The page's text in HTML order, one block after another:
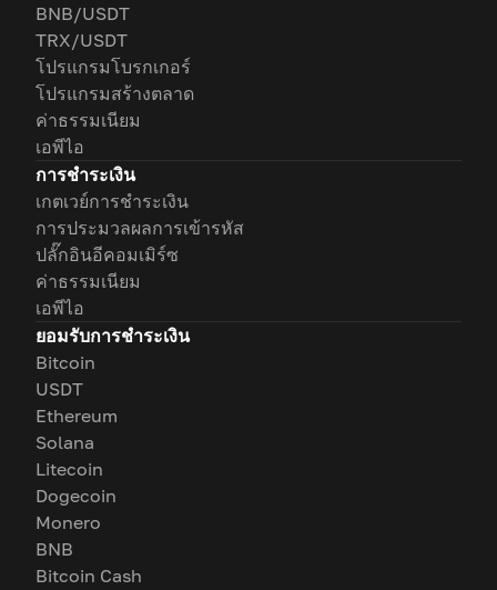
BNB/USDT
TRX/USDT
โปรแกรมโบรกเกอร์
โปรแกรมสร้างตลาด
ค่าธรรมเนียม
เอพีไอ
การชำระเงิน
เกตเวย์การชำระเงิน
การประมวลผลการเข้ารหัส
ปลั๊กอินอีคอมเมิร์ซ
ค่าธรรมเนียม
เอพีไอ
ยอมรับการชำระเงิน
Bitcoin
USDT
Ethereum
Solana
Litecoin
Dogecoin
Monero
BNB
Bitcoin Cash